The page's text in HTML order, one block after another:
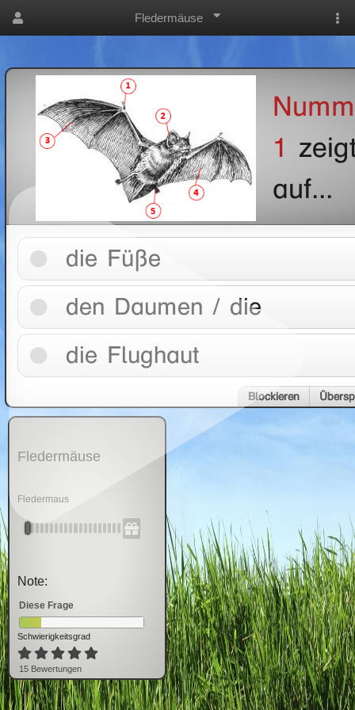
Fledermäuse
1
auf...
die Füße
den Daumen / die
die Flughaut
Blockieren
Fledermäuse
Fledermaus
Note:
Diese Frage
Schwierigkeitsgrad
15 Bewertungen